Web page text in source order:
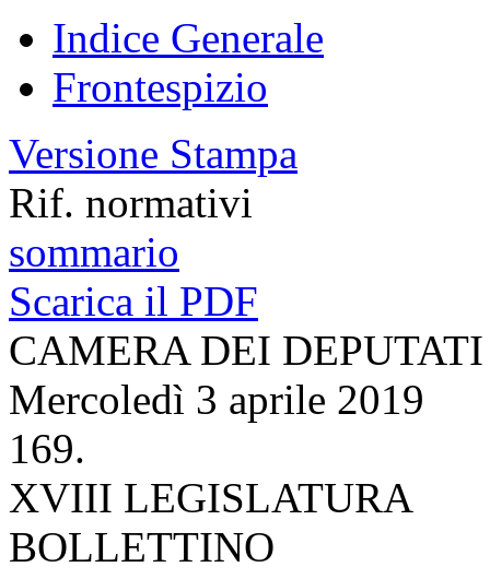
Indice Generale
Frontespizio
Versione Stampa
Rif. normativi
sommario
Scarica il PDF
CAMERA DEI DEPUTATI
Mercoledì 3 aprile 2019
169.
XVIII LEGISLATURA
BOLLETTINO